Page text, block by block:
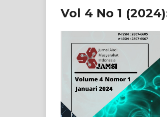
Vol 4 No 1